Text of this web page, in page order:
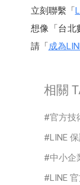
立刻聯繫「
想像「台北
請「成為
相關
官方技
LINE
中小企
LINE